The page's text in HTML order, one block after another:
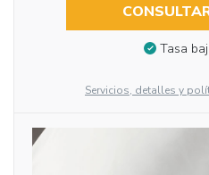
Tasa
Servicios, detalles y